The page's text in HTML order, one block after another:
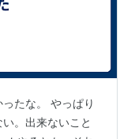
たな。 やっぱり
。出来ないこと